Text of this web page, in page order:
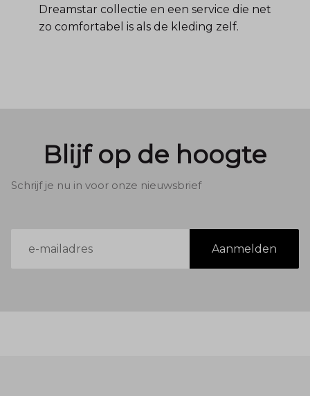
Dreamstar collectie en een service die net
zo comfortabel is als de kleding zelf.
Blijf op de hoogte
Schrijf je nu in voor onze nieuwsbrief
mailadres
Aanmelden